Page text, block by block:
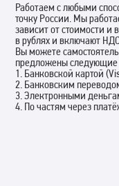
Работаем с любыми
точку России. Мы
зависит от стоимости и
в рублях и включают
Вы можете
предложены следующие
1. Банковской картой
2. Банковским
3. Электронными
4. По частям через